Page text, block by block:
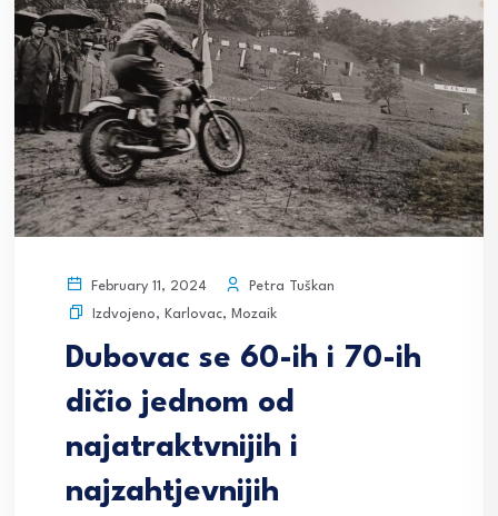
February 11, 2024
Petra Tuškan
Izdvojeno, Karlovac, Mozaik
Dubovac se 60-ih i 70-ih
dičio jednom od
najatraktvnijih i
najzahtjevnijih